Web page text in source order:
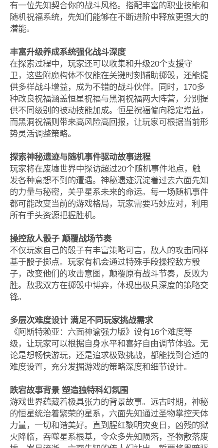
有一位先知契合你的战斗风格。搭配丰富的职业技能和
随机祝福系统，先知们能够在不断进阶中释放更强大的
潜能。
丰富升级养成系统强化战斗深度
在探索过程中，玩家还可以收集和升级20个支援守
卫，这些附魔构体不仅能在关键时刻辅助掷骰，还能提
供多样战斗增益，成为不错的战斗伙伴。同时，170多
种改良祝福涵盖恒星祝福与黑洞祝福两大阵营，分别提
供不同级别的被动技能加成。恒星祝福偏向稳定增益，
而黑洞祝福则带来高风险高回报，让玩家可根据当前形
势灵活调整策略。
探索神秘遗迹与随机事件驱动故事进程
玩家将在废墟世界中探访超过20个随机事件地点，触
发各种意想不到的遭遇。神秘遗迹沉淀着过去六面先知
的力量与秘密，关乎星系未来的命运。每一场随机事件
都可能改变当前的游戏格局，玩家需要巧妙应对，利用
所有手头资源把握胜机。
操控敌人骰子 颠覆战场节奏
不仅玩家自己的骰子有丰富策略可言，敌人的攻击同样
基于骰子掷点。玩家有机会通过特殊手段操控敌方骰
子，改变他们的攻击意图，颠覆原有战斗节奏，反败为
胜。敌我双方在掷骰中博弈，体现出极具深度的策略交
锋。
多层次难度设计 满足不同玩家挑战需求
《阿斯特赖亚：六面神谕强力版》设有16个难度等
级，让玩家可以根据自身水平和喜好自由调节体验。无
论是想畅快游玩，还是追求极致挑战，都能找到合适的
难度设置，充分发掘游戏的策略深度和细节设计。
跌宕故事背景 塑造独特科幻氛围
游戏世界蕴藏着极具张力的背景故事。远古时期，神秘
的恒星统治着繁荣的星系，六面先知通过圣物掌控天体
力量，一切和谐美好。直到腥红黎明灾变日，凶残的狱
火降临，吞噬星系根基，令众多先知陨落，圣物散落废